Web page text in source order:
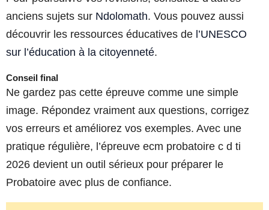
anciens sujets sur Ndolomath. Vous pouvez aussi
découvrir les ressources éducatives de l’UNESCO
sur l’éducation à la citoyenneté.
Conseil final
Ne gardez pas cette épreuve comme une simple
image. Répondez vraiment aux questions, corrigez
vos erreurs et améliorez vos exemples. Avec une
pratique régulière, l’épreuve ecm probatoire c d ti
2026 devient un outil sérieux pour préparer le
Probatoire avec plus de confiance.